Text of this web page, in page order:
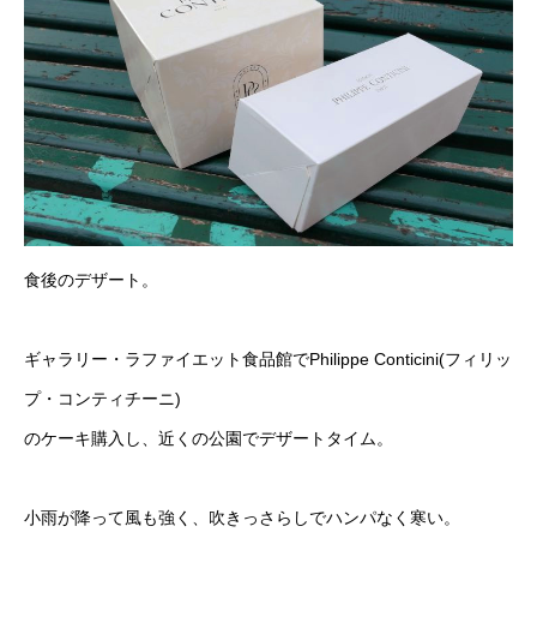
食後のデザート。
ギャラリー・ラファイエット食品館でPhilippe Conticini(フィリッ
プ・コンティチーニ)
のケーキ購入し、近くの公園でデザートタイム。
小雨が降って風も強く、吹きっさらしでハンパなく寒い。